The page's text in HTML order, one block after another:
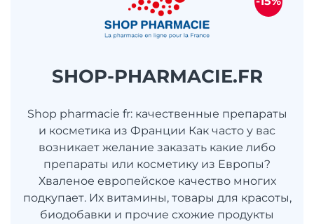
SHOP-PHARMACIE.FR
Shop pharmacie fr: качественные препараты
и косметика из Франции Как часто у вас
возникает желание заказать какие либо
препараты или косметику из Европы?
Хваленое европейское качество многих
подкупает. Их витамины, товары для красоты,
биодобавки и прочие схожие продукты